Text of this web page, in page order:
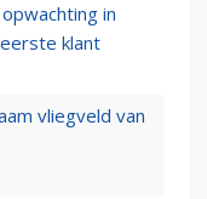
in
klant
vliegveld van